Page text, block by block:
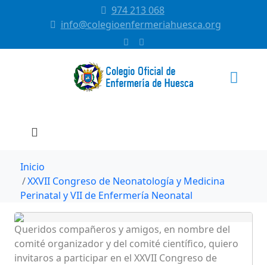
974 213 068
info@colegioenfermeriahuesca.org
Inicio
XXVII Congreso de Neonatología y Medicina
Perinatal y VII de Enfermería Neonatal
Queridos compañeros y amigos, en nombre del
comité organizador y del comité científico, quiero
invitaros a participar en el XXVII Congreso de